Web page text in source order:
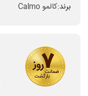
برند:کالمو Calmo